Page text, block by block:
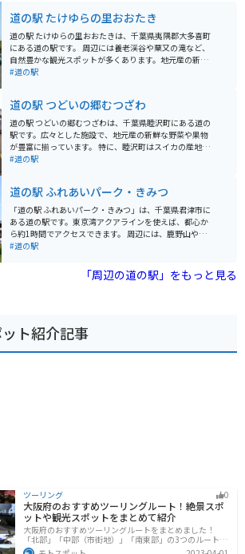
道の駅 たけゆらの里おおたき
道の駅 たけゆらの里おおたきは、千葉県夷隅郡大多喜町
にある道の駅です。 周辺には養老渓谷や粟又の滝など、
自然豊かな観光スポットが多くあります。地元産の新鮮
な野菜や果物が並ぶ農産物直売所や、大多喜町の名産品
す。養老渓谷周辺はワインディングロードも続くので、
ツーリングにも最適なエリアです。 春にはたけのこ、秋
には栗など、四季折々の味覚も楽しむことができます。
また、大多喜町は「いすみ鉄道」も有名なので、合わせ
て観光するのもおすすめです。
#道の駅
道の駅 つどいの郷むつざわ
道の駅 つどいの郷むつざわは、千葉県睦沢町にある道の
駅です。広々とした施設で、地元産の新鮮な野菜や果物
が豊富に揃っています。 特に、睦沢町はスイカの産地と
して知られており、夏には採れたての甘いスイカが店頭
場があるので安心です。道の駅周辺には、田園風景が広
がり、のどかなツーリングを楽しむことができます。印
旛沼や九十九里浜も比較的近いので、足を延ばしてみる
のも良いでしょう。
#道の駅
道の駅 ふれあいパーク・きみつ
「道の駅 ふれあいパーク・きみつ」は、千葉県君津市に
ある道の駅です。東京湾アクアラインを使えば、都心か
ら約1時間でアクセスできます。 周辺には、鹿野山やマ
ザー牧場、濃溝の滝など、自然豊かな観光スポットがた
持ち良いコースなので、ツーリングにもおすすめです。
道の駅には、地元の新鮮な農産物が販売されているほ
「君津ふるさと物産館」では、君津市や周辺地域の特産
品を販売しています。
#道の駅
「周辺の道の駅」をもっと見る
ト紹介記事
ツーリング 0
大阪府のおすすめツーリングルート！絶景スポ
ットや観光スポットをまとめて紹介
大阪府のおすすめツーリングルートをまとめました！
「北部」「中部（市街地）」「南東部」の3つのルート紹
介します。歴史と近代が融合した魅力的なエリアで様々